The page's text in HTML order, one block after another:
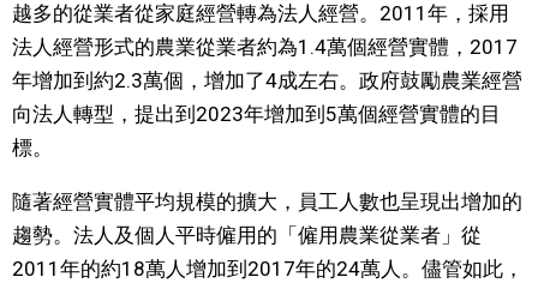
家庭
醫療健康
東京
越多的從業者從家庭經營轉為法人經營。2011年，採用
法人經營形式的農業從業者約為1.4萬個經營實體，2017
年增加到約2.3萬個，增加了4成左右。政府鼓勵農業經營
向法人轉型，提出到2023年增加到5萬個經營實體的目
標。
隨著經營實體平均規模的擴大，員工人數也呈現出增加的
趨勢。法人及個人平時僱用的「僱用農業從業者」從
2011年的約18萬人增加到2017年的24萬人。儘管如此，